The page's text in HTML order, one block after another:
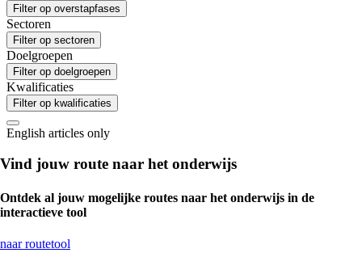
Filter op overstapfases
Sectoren
Filter op sectoren
Doelgroepen
Filter op doelgroepen
Kwalificaties
Filter op kwalificaties
English articles only
Vind jouw route naar het onderwijs
Ontdek al jouw mogelijke routes naar het onderwijs in de
interactieve tool
naar routetool